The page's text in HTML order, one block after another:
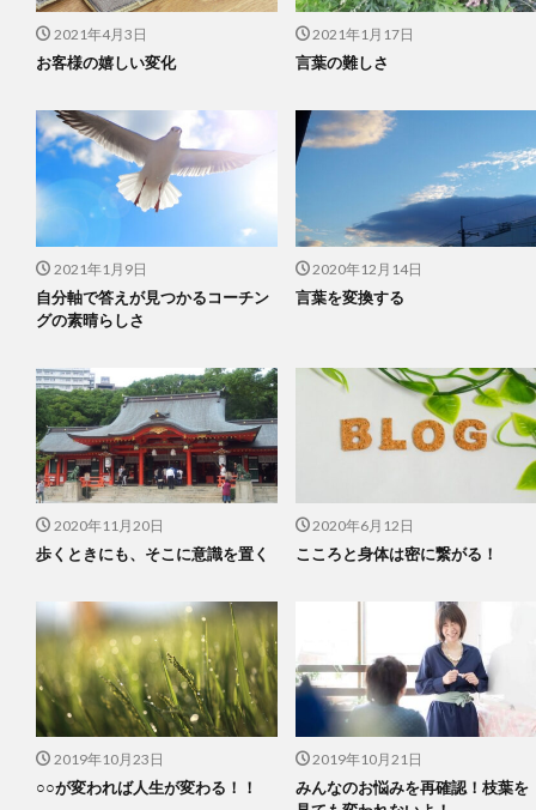
2021年4月3日
お客様の嬉しい変化
2021年1月17日
言葉の難しさ
2021年1月9日
自分軸で答えが見つかるコーチン
グの素晴らしさ
2020年12月14日
言葉を変換する
2020年11月20日
歩くときにも、そこに意識を置く
2020年6月12日
こころと身体は密に繋がる！
2019年10月23日
○○が変われば人生が変わる！！
2019年10月21日
みんなのお悩みを再確認！枝葉を